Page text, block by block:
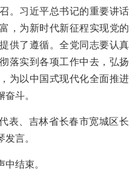
。习近平总书记的重要讲话
，为新时代新征程实现党的
供了遵循。全党同志要认真
落实到各项工作中去，弘扬
为以中国式现代化全面推进
斗。
表、吉林省长春市宽城区长
言。
结束。